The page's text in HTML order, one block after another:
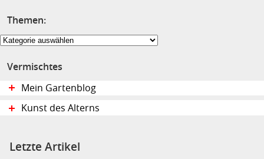
Themen:
Themen:
Vermischtes
Mein Gartenblog
Kunst des Alterns
Letzte Artikel